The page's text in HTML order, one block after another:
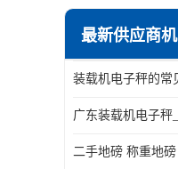
最新供应商机